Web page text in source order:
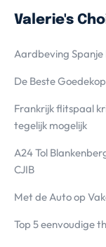
Valerie's
Aardbeving
De Beste
Frankrijk flitspaal
tegelijk mogelijk
A24 Tol
CJIB
Met de Auto op
Top 5 eenvoudige